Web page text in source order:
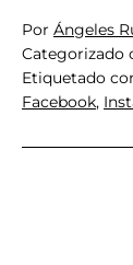
Por Ángeles
Categorizado
Etiquetado
Facebook,